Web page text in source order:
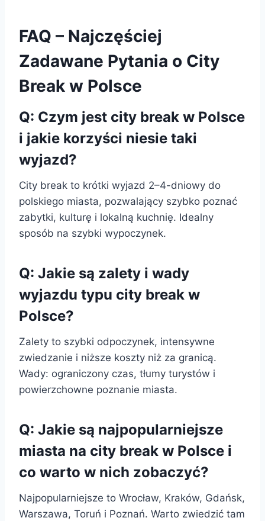
FAQ – Najczęściej
Zadawane Pytania o City
Break w Polsce
Q: Czym jest city break w Polsce
i jakie korzyści niesie taki
wyjazd?
City break to krótki wyjazd 2–4-dniowy do
polskiego miasta, pozwalający szybko poznać
zabytki, kulturę i lokalną kuchnię. Idealny
sposób na szybki wypoczynek.
Q: Jakie są zalety i wady
wyjazdu typu city break w
Polsce?
Zalety to szybki odpoczynek, intensywne
zwiedzanie i niższe koszty niż za granicą.
Wady: ograniczony czas, tłumy turystów i
powierzchowne poznanie miasta.
Q: Jakie są najpopularniejsze
miasta na city break w Polsce i
co warto w nich zobaczyć?
Najpopularniejsze to Wrocław, Kraków, Gdańsk,
Warszawa, Toruń i Poznań. Warto zwiedzić tam